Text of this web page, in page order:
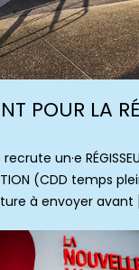
POUR LA
un·e
(CDD temps
à envoyer avant